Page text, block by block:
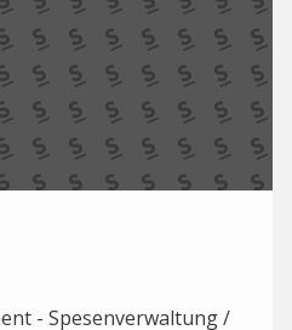
- Spesenverwaltung /